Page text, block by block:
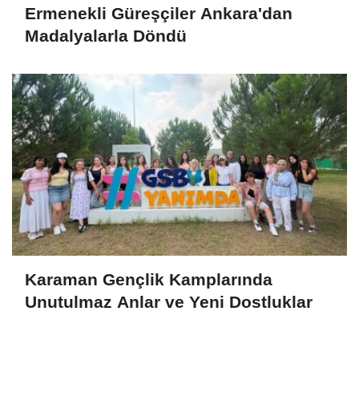
Ermenekli Güreşçiler Ankara'dan
Madalyalarla Döndü
Karaman Gençlik Kamplarında
Unutulmaz Anlar ve Yeni Dostluklar